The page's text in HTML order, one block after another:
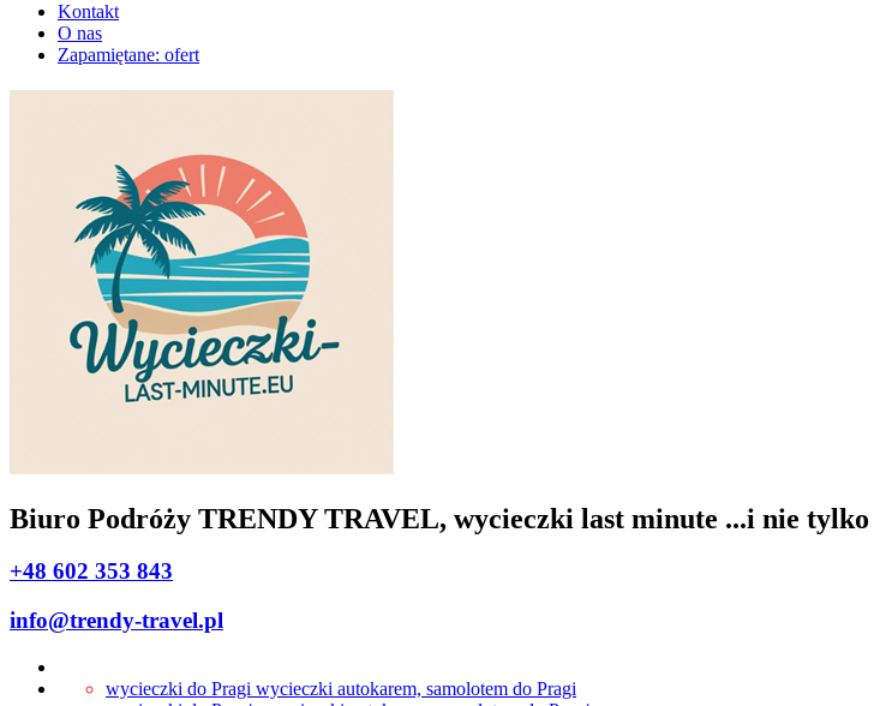
Kontakt
O nas
Zapamiętane: ofert
Biuro Podróży TRENDY TRAVEL, wycieczki last minute ...i nie tylko
+48 602 353 843
info@trendy-travel.pl
wycieczki do Pragi wycieczki autokarem, samolotem do Pragi